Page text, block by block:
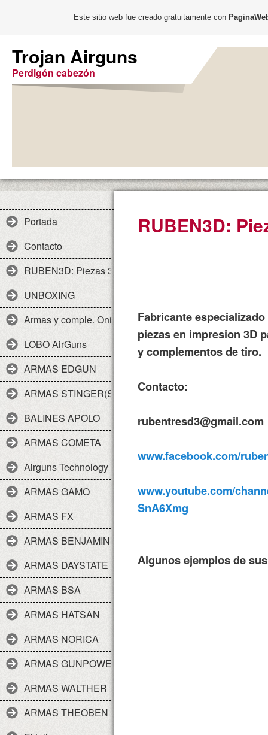
Trojan Airguns
Perdigón cabezón
Portada
Contacto
RUBEN3D: Piezas 3d
UNBOXING
Armas y comple. Onix
LOBO AirGuns
ARMAS EDGUN
ARMAS STINGER(SPA)
BALINES APOLO
ARMAS COMETA
Airguns Technology
ARMAS GAMO
ARMAS FX
ARMAS BENJAMIN
ARMAS DAYSTATE
ARMAS BSA
ARMAS HATSAN
ARMAS NORICA
ARMAS GUNPOWER
ARMAS WALTHER
ARMAS THEOBEN
RUBEN3D:
Fabricante
piezas en impresion 3D
y complementos de tiro.
Contacto:
rubentresd3@gmail.com
www.facebook.com/
www.youtube.com/
SnA6Xmg
Algunos ejemplos de
Este sitio web fue creado gratuitamente con